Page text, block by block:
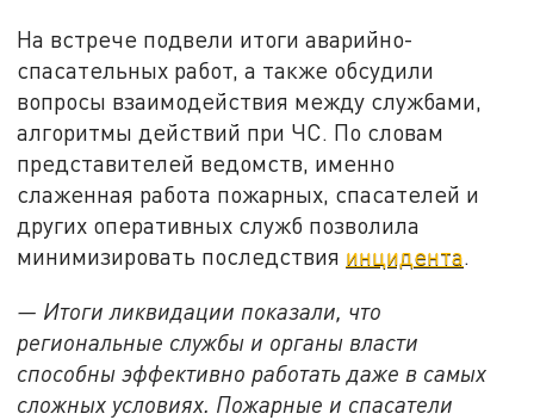
На встрече подвели итоги аварийно-
спасательных работ, а также обсудили
вопросы взаимодействия между службами,
алгоритмы действий при ЧС. По словам
представителей ведомств, именно
слаженная работа пожарных, спасателей и
других оперативных служб позволила
минимизировать последствия инцидента.
— Итоги ликвидации показали, что
региональные службы и органы власти
способны эффективно работать даже в самых
сложных условиях. Пожарные и спасатели